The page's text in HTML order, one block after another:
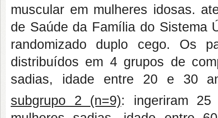
muscular em mulheres idosas.
de Saúde da Família do Sistema
randomizado duplo cego. Os
distribuídos em 4 grupos de
sadias, idade entre 20 e 30
subgrupo 2 (n=9): ingeriram